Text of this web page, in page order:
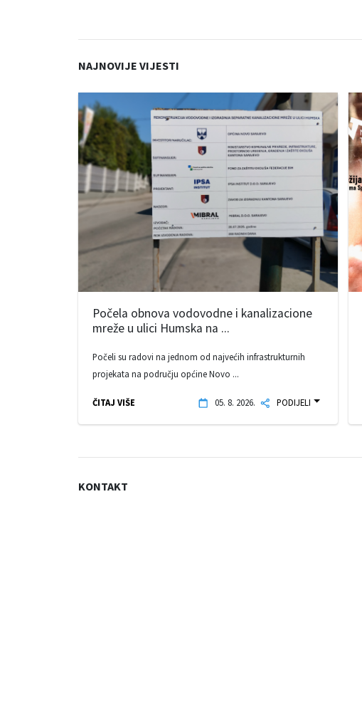
NAJNOVIJE VIJESTI
Počela obnova vodovodne i kanalizacione
mreže u ulici Humska na ...
Počeli su radovi na jednom od najvećih infrastrukturnih
projekata na području općine Novo ...
ČITAJ VIŠE 05. 8. 2026. PODIJELI
KONTAKT